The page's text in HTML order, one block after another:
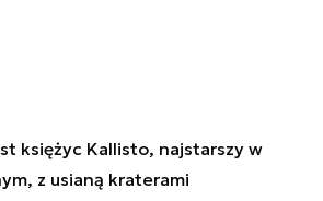
księżyc Kallisto, najstarszy w
z usianą kraterami